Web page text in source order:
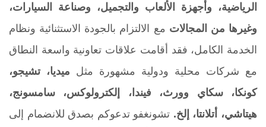
الرياضية، وأجهزة الألعاب والتجميل، وصناعة السيارات،
وغيرها من المجالات مع الالتزام بالجودة الاستثنائية ونظام
الخدمة الكامل، فقد أقامت علاقات تعاونية واسعة النطاق
مع شركات محلية ودولية مشهورة مثل ميديا، تشيجو،
كونكا، سكاي وورث، فيندا، إلكترولوكس، سامسونج،
هيتاشي، أتلانتا، إلخ. تشونغفو تدعوكم بصدق للانضمام إلى